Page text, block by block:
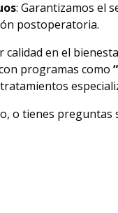
: Garantizamos el
postoperatoria.
en el
programas como
o tienes